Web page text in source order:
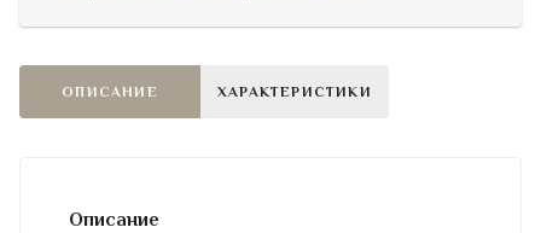
ОПИСАНИЕ ХАРАКТЕРИСТИКИ
Описание